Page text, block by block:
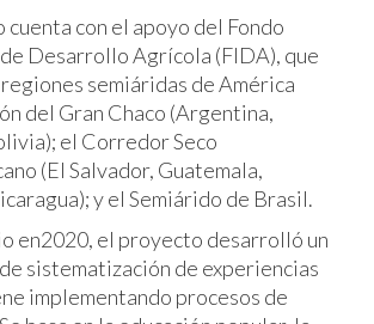
con el apoyo del Fondo
Desarrollo Agrícola (FIDA), que
semiáridas de América
del Gran Chaco (Argentina,
el Corredor Seco
(El Salvador, Guatemala,
y el Semiárido de Brasil.
en2020, el proyecto desarrolló un
sistematización de experiencias
implementando procesos de